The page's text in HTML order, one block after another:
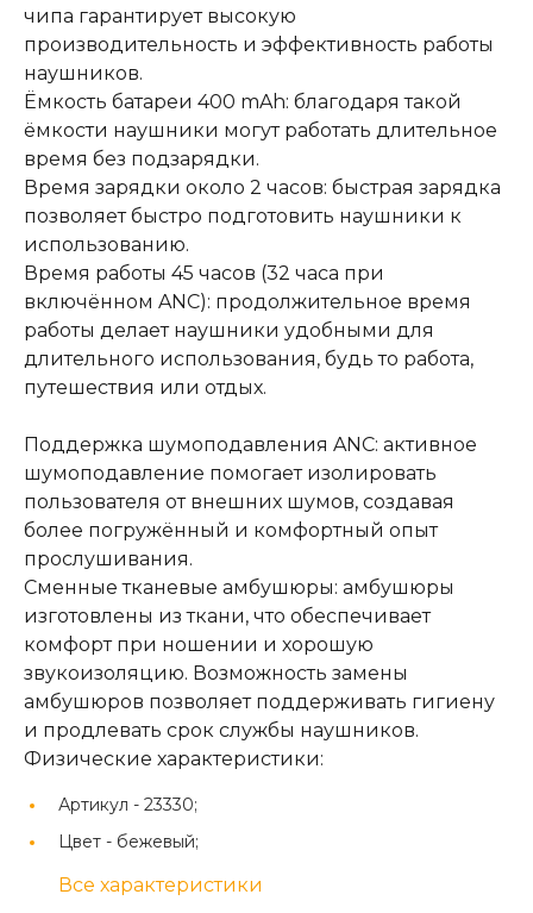
чипа гарантирует высокую
производительность и эффективность работы
наушников.
Ёмкость батареи 400 mAh: благодаря такой
ёмкости наушники могут работать длительное
время без подзарядки.
Время зарядки около 2 часов: быстрая зарядка
позволяет быстро подготовить наушники к
использованию.
Время работы 45 часов (32 часа при
включённом ANC): продолжительное время
работы делает наушники удобными для
длительного использования, будь то работа,
путешествия или отдых.
Поддержка шумоподавления ANC: активное
шумоподавление помогает изолировать
пользователя от внешних шумов, создавая
более погружённый и комфортный опыт
прослушивания.
Сменные тканевые амбушюры: амбушюры
изготовлены из ткани, что обеспечивает
комфорт при ношении и хорошую
звукоизоляцию. Возможность замены
амбушюров позволяет поддерживать гигиену
и продлевать срок службы наушников.
Физические характеристики:
Артикул - 23330;
Цвет - бежевый;
Все характеристики